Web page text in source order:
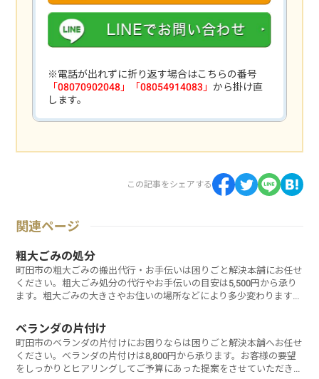
※電話が出れずに折り返す場合はこちらの番号
「08070902048」「08054914083」から掛け直
します。
この記事をシェアする
関連ページ
粗大ごみの処分
町田市の粗大ごみの搬出代行・お手伝いは困りごと解決本舗にお任せ
ください。粗大ごみ処分の代行やお手伝いの目安は5,500円から承り
ます。粗大ごみの大きさやお住いの場所などにより多少変わります。
ベランダの片付け
町田市のベランダの片付けにお困りならは困りごと解決本舗へお任せ
ください。ベランダの片付けは8,800円から承ります。お客様の要望
をしっかりとヒアリングしてご予算にあった提案をさせていただきま